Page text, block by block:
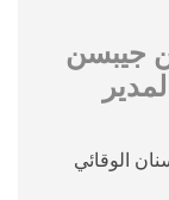
جيبسن
الوقائي